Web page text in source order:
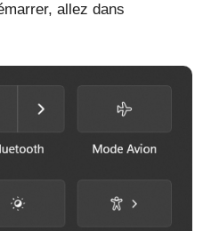
allez dans